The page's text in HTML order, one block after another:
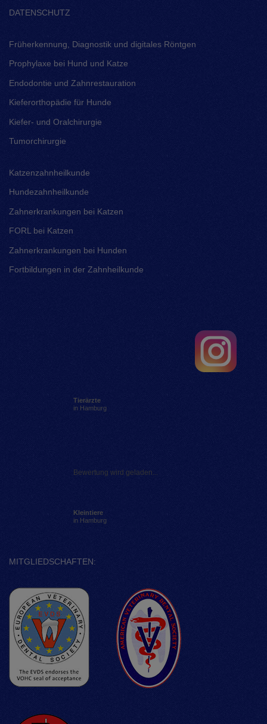
DATENSCHUTZ
Früherkennung, Diagnostik und digitales Röntgen
Prophylaxe bei Hund und Katze
Endodontie und Zahnrestauration
Kieferorthopädie für Hunde
Kiefer- und Oralchirurgie
Tumorchirurgie
Katzenzahnheilkunde
Hundezahnheilkunde
Zahnerkrankungen bei Katzen
FORL bei Katzen
Zahnerkrankungen bei Hunden
Fortbildungen in der Zahnheilkunde
Tierärzte
in Hamburg
Bewertung wird geladen...
Kleintiere
in Hamburg
MITGLIEDSCHAFTEN: